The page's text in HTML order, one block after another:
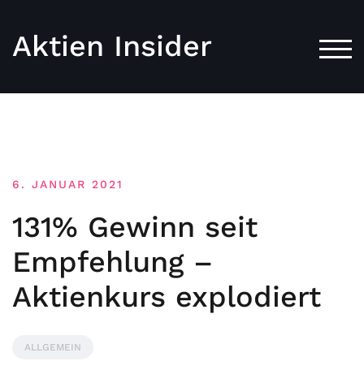
Aktien Insider
6. JANUAR 2021
131% Gewinn seit
Empfehlung –
Aktienkurs explodiert
ALLGEMEIN